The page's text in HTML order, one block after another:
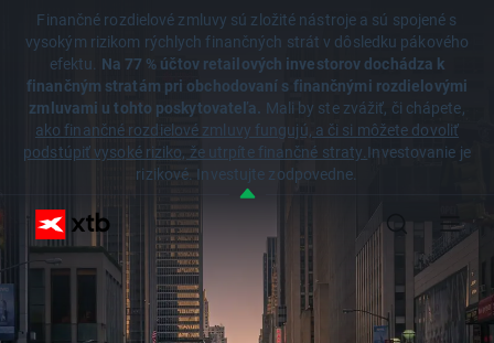
Finančné rozdielové zmluvy sú zložité nástroje a sú spojené s
vysokým rizikom rýchlych finančných strát v dôsledku pákového
efektu. Na 77 % účtov retailových investorov dochádza k
finančným stratám pri obchodovaní s finančnými rozdielovými
zmluvami u tohto poskytovateľa. Mali by ste zvážiť, či chápete,
ako finančné rozdielové zmluvy fungujú, a či si môžete dovoliť
podstúpiť vysoké riziko, že utrpíte finančné straty.Investovanie je
rizikové. Investujte zodpovedne.